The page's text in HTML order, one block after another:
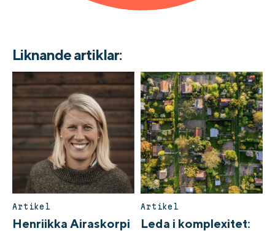
Liknande artiklar:
Artikel
Henriikka Airaskorpi
Artikel
Leda i komplexitet: